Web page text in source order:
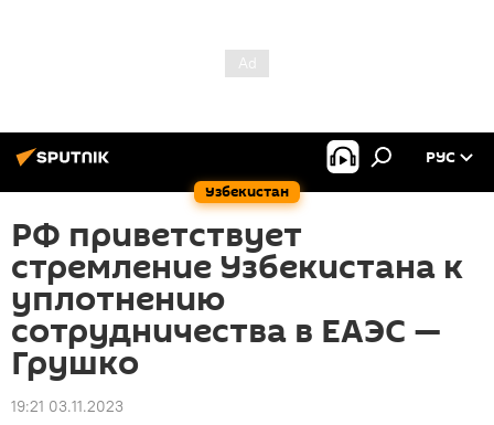
Узбекистан
РУС
РФ приветствует
стремление Узбекистана к
уплотнению
сотрудничества в ЕАЭС —
Грушко
19:21 03.11.2023